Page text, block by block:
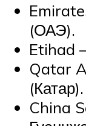
(ОАЭ).
Etihad
Qatar
(Катар).
China